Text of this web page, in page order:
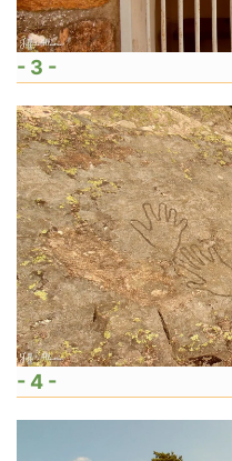
- 3 -
- 4 -